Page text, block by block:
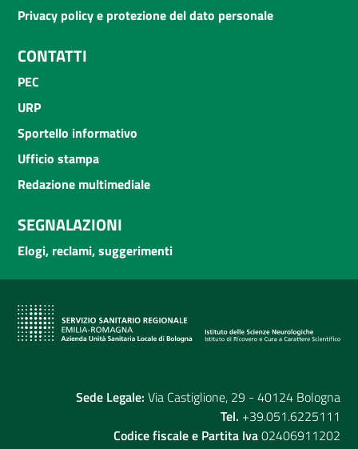
Privacy policy e protezione del dato personale
CONTATTI
PEC
URP
Sportello informativo
Ufficio stampa
Redazione multimediale
SEGNALAZIONI
Elogi, reclami, suggerimenti
Sede Legale: Via Castiglione, 29 - 40124 Bologna
Tel. +39.051.6225111
Codice fiscale e Partita Iva02406911202